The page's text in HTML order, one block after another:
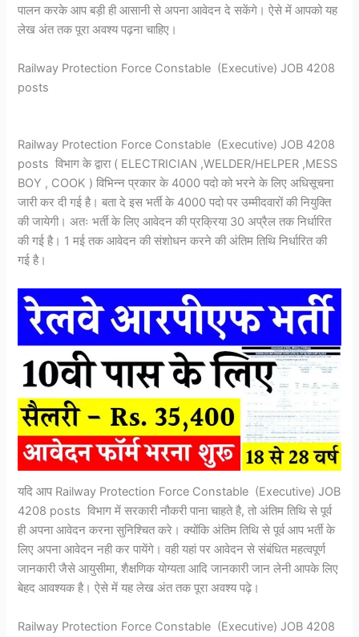
पालन करके आप बड़ी ही आसानी से अपना आवेदन दे सकेंगे। ऐसे में आपको यह
लेख अंत तक पूरा अवश्य पढ़ना चाहिए।
Railway Protection Force Constable (Executive) JOB 4208
posts
Railway Protection Force Constable (Executive) JOB 4208
posts विभाग के द्वारा ( ELECTRICIAN ,WELDER/HELPER ,MESS
BOY , COOK ) विभिन्न प्रकार के 4000 पदो को भरने के लिए अधिसूचना
जारी कर दी गई है। बता दे इस भर्ती के 4000 पदो पर उम्मीदवारों की नियुक्ति
की जायेगी। अतः भर्ती के लिए आवेदन की प्रक्रिया 30 अप्रैल तक निर्धारित
की गई है। 1 मई तक आवेदन की संशोधन करने की अंतिम तिथि निर्धारित की
गई है।
यदि आप Railway Protection Force Constable (Executive) JOB
4208 posts विभाग में सरकारी नौकरी पाना चाहते है, तो अंतिम तिथि से पूर्व
ही अपना आवेदन करना सुनिश्चित करे। क्योंकि अंतिम तिथि से पूर्व आप भर्ती के
लिए अपना आवेदन नही कर पायेंगे। वही यहां पर आवेदन से संबंधित महत्वपूर्ण
जानकारी जैसे आयुसीमा, शैक्षणिक योग्यता आदि जानकारी जान लेनी आपके लिए
बेहद आवश्यक है। ऐसे में यह लेख अंत तक पूरा अवश्य पढ़े।
Railway Protection Force Constable (Executive) JOB 4208